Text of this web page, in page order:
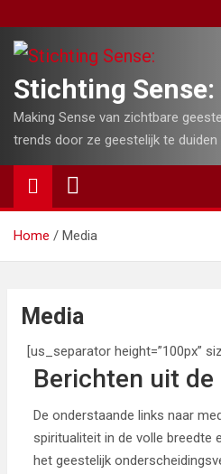
to
content
Stichting Sense:
Making Sense van zichtbare
trends door ze geestelijk te
Home Media
Media
[us_separator height=”100px”
Berichten uit de
De onderstaande links naar
spiritualiteit in de volle breedte
het geestelijk